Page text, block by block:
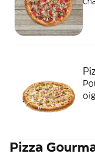
Pizza